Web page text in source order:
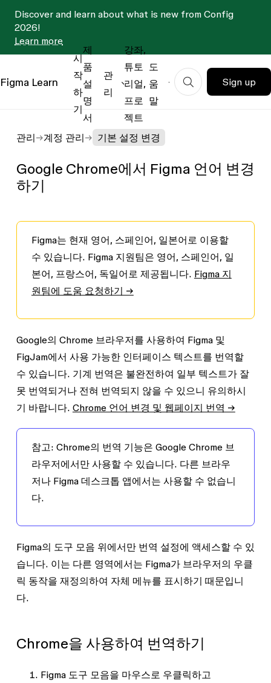
Discover and learn about what is new from Config
2026!
Learn more
Figma Learn
시
작
하
기
제
품
설
명
서
관
리
강좌,
튜토
리얼,
프로
젝트
도
움
말
Sign up
관리 계정 관리 기본 설정 변경
Google Chrome에서 Figma 언어 변경
하기
Figma는 현재 영어, 스페인어, 일본어로 이용할
수 있습니다. Figma 지원팀은 영어, 스페인어, 일
본어, 프랑스어, 독일어로 제공됩니다. Figma 지
원팀에 도움 요청하기 →
Google의 Chrome 브라우저를 사용하여 Figma 및
FigJam에서 사용 가능한 인터페이스 텍스트를 번역할
수 있습니다. 기계 번역은 불완전하여 일부 텍스트가 잘
못 번역되거나 전혀 번역되지 않을 수 있으니 유의하시
기 바랍니다. Chrome 언어 변경 및 웹페이지 번역 →
참고: Chrome의 번역 기능은 Google Chrome 브
라우저에서만 사용할 수 있습니다. 다른 브라우
저나 Figma 데스크톱 앱에서는 사용할 수 없습니
다.
Figma의 도구 모음 위에서만 번역 설정에 액세스할 수 있
습니다. 이는 다른 영역에서는 Figma가 브라우저의 우클
릭 동작을 재정의하여 자체 메뉴를 표시하기 때문입니
다.
Chrome을 사용하여 번역하기
Figma 도구 모음을 마우스로 우클릭하고